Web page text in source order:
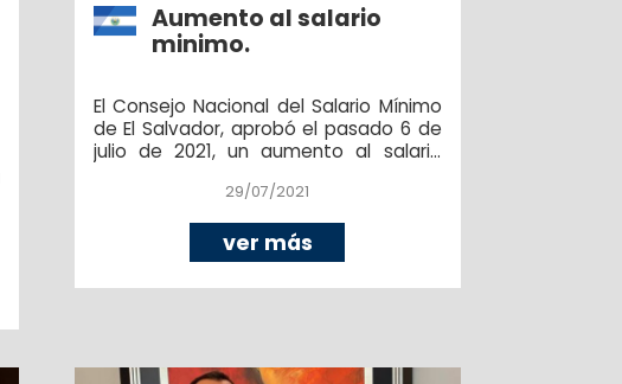
Aumento al salario
minimo.
El Consejo Nacional del Salario Mínimo
de El Salvador, aprobó el pasado 6 de
julio de 2021, un aumento al salario
agosto. Los trabajadores beneficiados
con dicha medida serán de los
sectores comercio; servicios; industria;
maquila textil y confección; sector
agropecuario; beneficios de café;
29/07/2021
ver más